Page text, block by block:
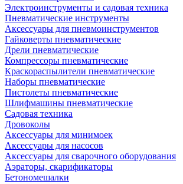
Электроинструменты и садовая техника
Пневматические инструменты
Аксессуары для пневмоинструментов
Гайковерты пневматические
Дрели пневматические
Компрессоры пневматические
Краскораспылители пневматические
Наборы пневматические
Пистолеты пневматические
Шлифмашины пневматические
Садовая техника
Дровоколы
Аксессуары для минимоек
Аксессуары для насосов
Аксессуары для сварочного оборудования
Аэраторы, скарификаторы
Бетономешалки